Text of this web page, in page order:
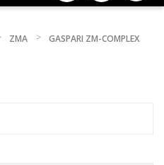
ZMA
GASPARI ZM-COMPLEX